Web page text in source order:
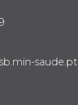
saude.pt